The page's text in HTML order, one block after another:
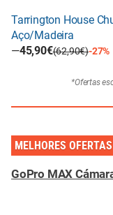
Tarrington House
Aço/Madeira
—45,90€(62,90€)-27%
*Ofertas
MELHORES
GoPro MAX